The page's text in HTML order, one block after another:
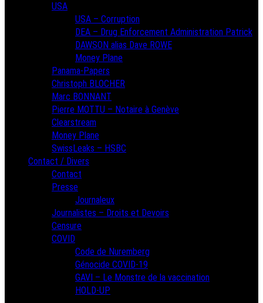
USA
USA – Corruption
DEA – Drug Enforcement Administration Patrick
DAWSON alias Dave ROWE
Money Plane
Panama-Papers
Christoph BLOCHER
Marc BONNANT
Pierre MOTTU – Notaire à Genève
Clearstream
Money Plane
SwissLeaks – HSBC
Contact / Divers
Contact
Presse
Journaleux
Journalistes – Droits et Devoirs
Censure
COVID
Code de Nuremberg
Génocide COVID-19
GAVI – Le Monstre de la vaccination
HOLD-UP